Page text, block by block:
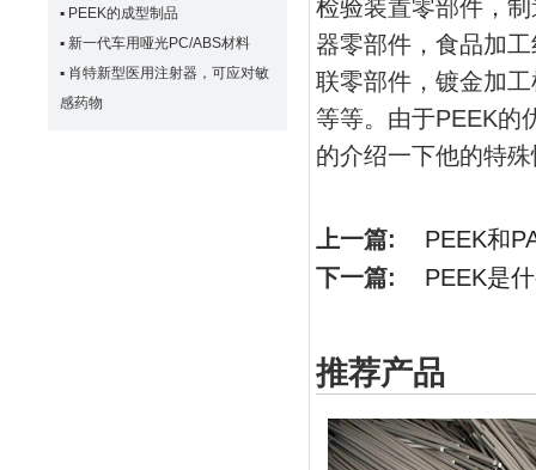
▪ PEEK的成型制品
▪ 新一代车用哑光PC/ABS材料
▪ 肖特新型医用注射器，可应对敏
感药物
检验装置零部件，
器零部件，食品加
联零部件，镀金加
等等。由于PEEK的
的介绍一下他的特
上一篇: PEEK和
下一篇: PEEK是
推荐产品